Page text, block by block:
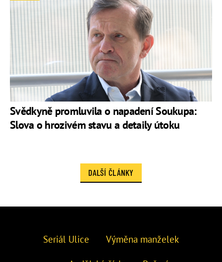
Svědkyně promluvila o napadení Soukupa:
Slova o hrozivém stavu a detaily útoku
DALŠÍ ČLÁNKY
Seriál Ulice Výměna manželek